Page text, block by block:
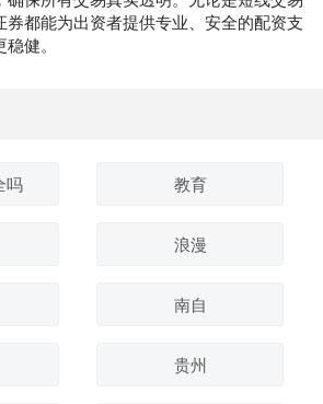
都能为出资者提供专业、安全的配资支
健。
吗 教育
浪漫
南自
贵州